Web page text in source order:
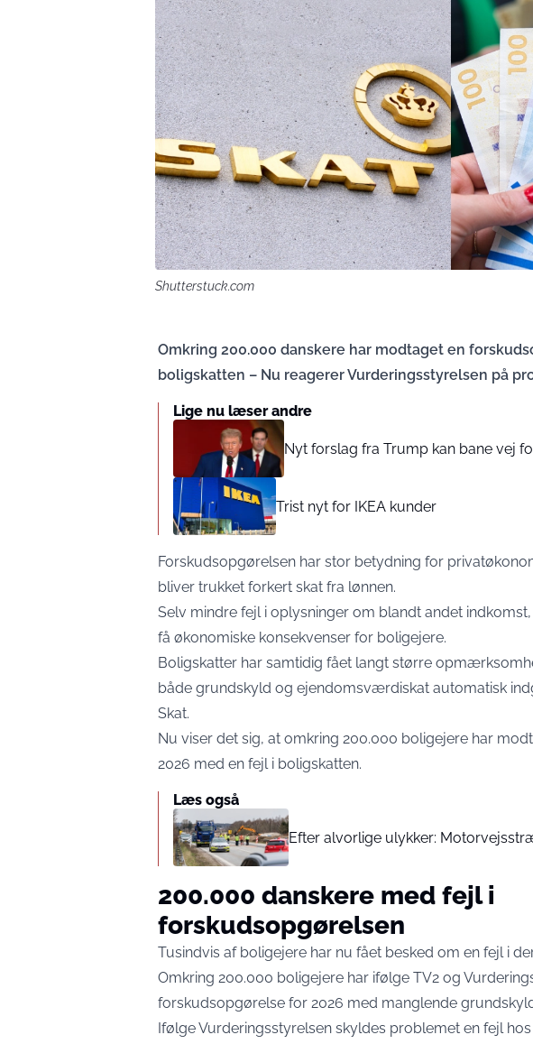
Shutterstuck.com
Omkring 200.000 danskere har modtaget en
boligskatten – Nu reagerer Vurderingsstyrelsen på
Lige nu læser andre
Nyt forslag fra Trump kan bane vej
Trist nyt for IKEA kunder
Forskudsopgørelsen har stor betydning for
bliver trukket forkert skat fra lønnen.
Selv mindre fejl i oplysninger om blandt andet
få økonomiske konsekvenser for boligejere.
Boligskatter har samtidig fået langt større
både grundskyld og ejendomsværdiskat automatisk
Skat.
Nu viser det sig, at omkring 200.000 boligejere har
2026 med en fejl i boligskatten.
Læs også
Efter alvorlige ulykker:
200.000 danskere med fejl i
forskudsopgørelsen
Tusindvis af boligejere har nu fået besked om en fejl i
Omkring 200.000 boligejere har ifølge TV2 og
forskudsopgørelse for 2026 med manglende
Ifølge Vurderingsstyrelsen skyldes problemet en fejl